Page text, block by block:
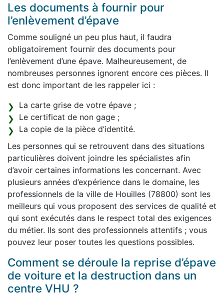
Les documents à fournir pour
l’enlèvement d’épave
Comme souligné un peu plus haut, il faudra
obligatoirement fournir des documents pour
l’enlèvement d’une épave. Malheureusement, de
nombreuses personnes ignorent encore ces pièces. Il
est donc important de les rappeler ici :
La carte grise de votre épave ;
Le certificat de non gage ;
La copie de la pièce d’identité.
Les personnes qui se retrouvent dans des situations
particulières doivent joindre les spécialistes afin
d’avoir certaines informations les concernant. Avec
plusieurs années d’expérience dans le domaine, les
professionnels de la ville de Houilles (78800) sont les
meilleurs qui vous proposent des services de qualité et
qui sont exécutés dans le respect total des exigences
du métier. Ils sont des professionnels attentifs ; vous
pouvez leur poser toutes les questions possibles.
Comment se déroule la reprise d’épave
de voiture et la destruction dans un
centre VHU ?